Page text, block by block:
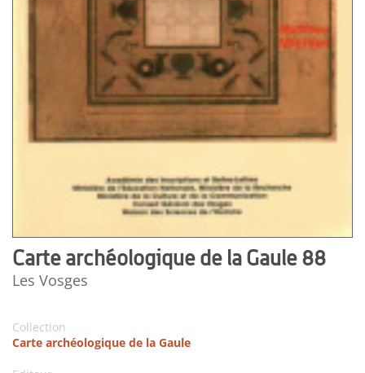
Carte archéologique de la Gaule 88
Les Vosges
Collection
Carte archéologique de la Gaule